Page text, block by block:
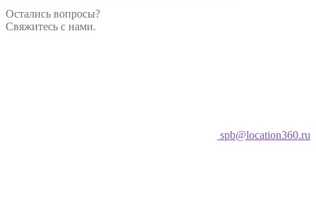
Остались вопросы?
Свяжитесь с нами.
spb@location360.ru